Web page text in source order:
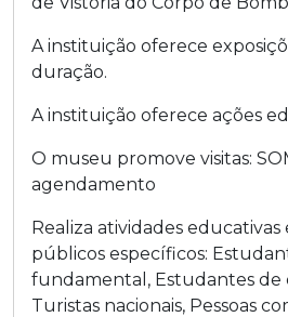
A instituição oferece
duração.
A instituição oferece ações
O museu promove visitas:
agendamento
Realiza atividades
públicos específicos:
fundamental , Estudantes de
Turistas nacionais, Pessoas